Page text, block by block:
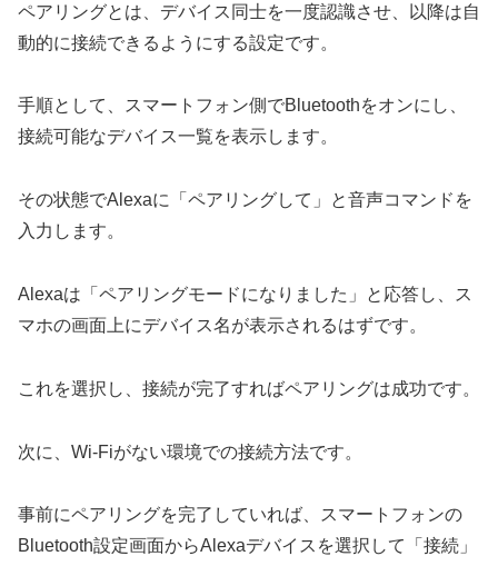
ペアリングとは、デバイス同士を一度認識させ、以降は自
動的に接続できるようにする設定です。
手順として、スマートフォン側でBluetoothをオンにし、
接続可能なデバイス一覧を表示します。
その状態でAlexaに「ペアリングして」と音声コマンドを
入力します。
Alexaは「ペアリングモードになりました」と応答し、ス
マホの画面上にデバイス名が表示されるはずです。
これを選択し、接続が完了すればペアリングは成功です。
次に、Wi-Fiがない環境での接続方法です。
事前にペアリングを完了していれば、スマートフォンの
Bluetooth設定画面からAlexaデバイスを選択して「接続」